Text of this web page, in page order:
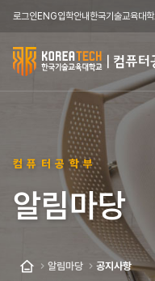
로그인ENG입학안내한국기술교육대
한
국
교
육
학
컴퓨터공학부
알림마당
알림마당 공지사항